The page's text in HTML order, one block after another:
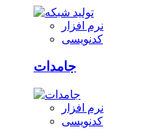
نرم افزار
کدنویسی
جامدات
نرم افزار
کدنویسی